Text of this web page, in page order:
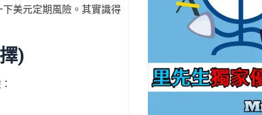
美元定期風險。其實識得
)